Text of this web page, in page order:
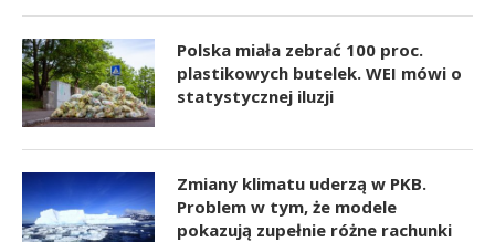
Polska miała zebrać 100 proc.
plastikowych butelek. WEI mówi o
statystycznej iluzji
Zmiany klimatu uderzą w PKB.
Problem w tym, że modele
pokazują zupełnie różne rachunki